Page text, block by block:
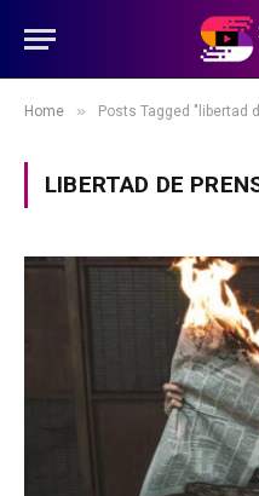
Home » Posts Tagged "libertad
LIBERTAD DE